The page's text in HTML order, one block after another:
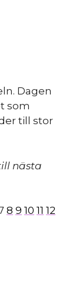
Dagen
som
till stor
nästa
8 9 10 11 12